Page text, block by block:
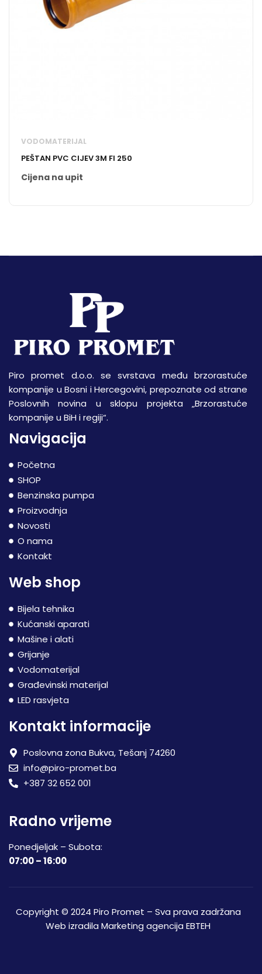
VODOMATERIJAL
PEŠTAN PVC CIJEV 3M FI 250
Cijena na upit
Piro promet d.o.o. se svrstava među brzorastuće
kompanije u Bosni i Hercegovini, prepoznate od strane
Poslovnih novina u sklopu projekta „Brzorastuće
kompanije u BiH i regiji“.
Navigacija
Početna
SHOP
Benzinska pumpa
Proizvodnja
Novosti
O nama
Kontakt
Web shop
Bijela tehnika
Kućanski aparati
Mašine i alati
Grijanje
Vodomaterijal
Građevinski materijal
LED rasvjeta
Kontakt informacije
Poslovna zona Bukva, Tešanj 74260
info@piro-promet.ba
+387 32 652 001
Radno vrijeme
Ponedjeljak – Subota:
07:00 – 16:00
Copyright © 2024 Piro Promet – Sva prava zadržana
Web izradila Marketing agencija EBTEH